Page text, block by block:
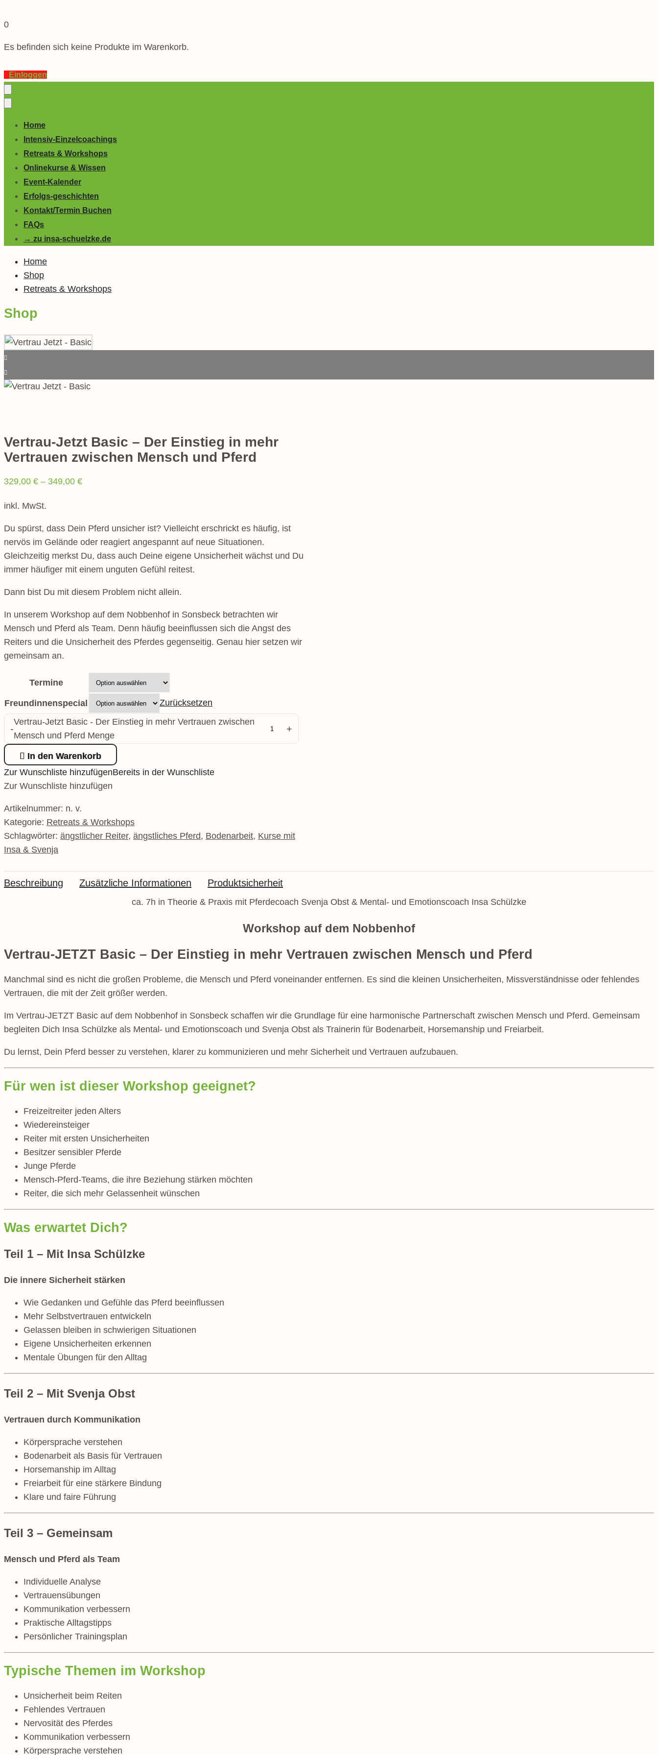
0
Es befinden sich keine Produkte im Warenkorb.
Einloggen
Home
Intensiv-Einzelcoachings
Retreats & Workshops
Onlinekurse & Wissen
Event-Kalender
Erfolgs-geschichten
Kontakt/Termin Buchen
FAQs
→ zu insa-schuelzke.de
Home
Shop
Retreats & Workshops
Shop
Vertrau-Jetzt Basic – Der Einstieg in mehr
Vertrauen zwischen Mensch und Pferd
329,00 € – 349,00 €
inkl. MwSt.
Du spürst, dass Dein Pferd unsicher ist? Vielleicht erschrickt es häufig, ist
nervös im Gelände oder reagiert angespannt auf neue Situationen.
Gleichzeitig merkst Du, dass auch Deine eigene Unsicherheit wächst und Du
immer häufiger mit einem unguten Gefühl reitest.
Dann bist Du mit diesem Problem nicht allein.
In unserem Workshop auf dem Nobbenhof in Sonsbeck betrachten wir
Mensch und Pferd als Team. Denn häufig beeinflussen sich die Angst des
Reiters und die Unsicherheit des Pferdes gegenseitig. Genau hier setzen wir
gemeinsam an.
Termine
Freundinnenspecial Zurücksetzen
-
Vertrau-Jetzt Basic - Der Einstieg in mehr Vertrauen zwischen
Mensch und Pferd Menge
+
In den Warenkorb
Zur Wunschliste hinzufügenBereits in der Wunschliste
Zur Wunschliste hinzufügen
Artikelnummer: n. v.
Kategorie: Retreats & Workshops
Schlagwörter: ängstlicher Reiter, ängstliches Pferd, Bodenarbeit, Kurse mit
Insa & Svenja
Beschreibung Zusätzliche Informationen Produktsicherheit
ca. 7h in Theorie & Praxis mit Pferdecoach Svenja Obst & Mental- und Emotionscoach Insa Schülzke
Workshop auf dem Nobbenhof
Vertrau-JETZT Basic – Der Einstieg in mehr Vertrauen zwischen Mensch und Pferd
Manchmal sind es nicht die großen Probleme, die Mensch und Pferd voneinander entfernen. Es sind die kleinen Unsicherheiten, Missverständnisse oder fehlendes
Vertrauen, die mit der Zeit größer werden.
Im Vertrau-JETZT Basic auf dem Nobbenhof in Sonsbeck schaffen wir die Grundlage für eine harmonische Partnerschaft zwischen Mensch und Pferd. Gemeinsam
begleiten Dich Insa Schülzke als Mental- und Emotionscoach und Svenja Obst als Trainerin für Bodenarbeit, Horsemanship und Freiarbeit.
Du lernst, Dein Pferd besser zu verstehen, klarer zu kommunizieren und mehr Sicherheit und Vertrauen aufzubauen.
Für wen ist dieser Workshop geeignet?
Freizeitreiter jeden Alters
Wiedereinsteiger
Reiter mit ersten Unsicherheiten
Besitzer sensibler Pferde
Junge Pferde
Mensch-Pferd-Teams, die ihre Beziehung stärken möchten
Reiter, die sich mehr Gelassenheit wünschen
Was erwartet Dich?
Teil 1 – Mit Insa Schülzke
Die innere Sicherheit stärken
Wie Gedanken und Gefühle das Pferd beeinflussen
Mehr Selbstvertrauen entwickeln
Gelassen bleiben in schwierigen Situationen
Eigene Unsicherheiten erkennen
Mentale Übungen für den Alltag
Teil 2 – Mit Svenja Obst
Vertrauen durch Kommunikation
Körpersprache verstehen
Bodenarbeit als Basis für Vertrauen
Horsemanship im Alltag
Freiarbeit für eine stärkere Bindung
Klare und faire Führung
Teil 3 – Gemeinsam
Mensch und Pferd als Team
Individuelle Analyse
Vertrauensübungen
Kommunikation verbessern
Praktische Alltagstipps
Persönlicher Trainingsplan
Typische Themen im Workshop
Unsicherheit beim Reiten
Fehlendes Vertrauen
Nervosität des Pferdes
Kommunikation verbessern
Körpersprache verstehen